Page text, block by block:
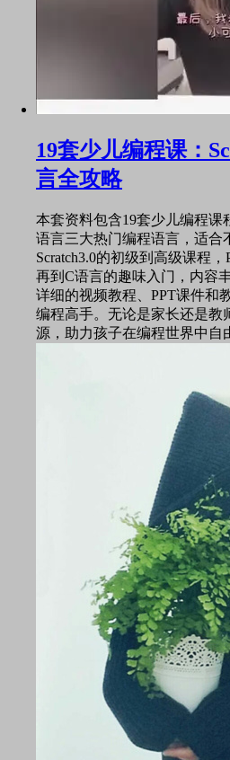
19套少儿编程课：
言全攻略
本套资料包含19套少儿编程课
语言三大热门编程语言，适合
Scratch3.0的初级到高级课程
再到C语言的趣味入门，内容
详细的视频教程、PPT课件和
编程高手。无论是家长还是教
源，助力孩子在编程世界中自